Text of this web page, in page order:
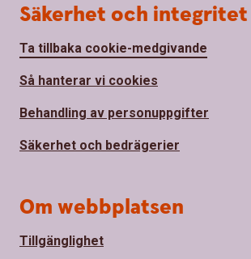
Säkerhet och integritet
Ta tillbaka cookie-medgivande
Så hanterar vi cookies
Behandling av personuppgifter
Säkerhet och bedrägerier
Om webbplatsen
Tillgänglighet